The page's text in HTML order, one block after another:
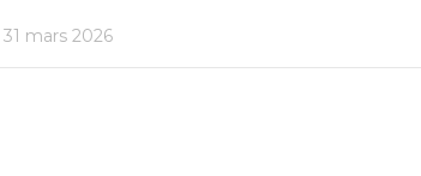
31 mars 2026